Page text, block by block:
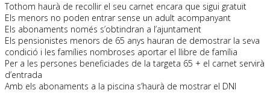
Tothom haurà de recollir el seu carnet encara que sigui gratuït
Els menors no poden entrar sense un adult acompanyant
Els abonaments només s’obtindran a l’ajuntament
Els pensionistes menors de 65 anys hauran de demostrar la seva
condició i les famílies nombroses aportar el llibre de família
Per a les persones beneficiades de la targeta 65 + el carnet servirà
d’entrada
Amb els abonaments a la piscina s’haurà de mostrar el DNI